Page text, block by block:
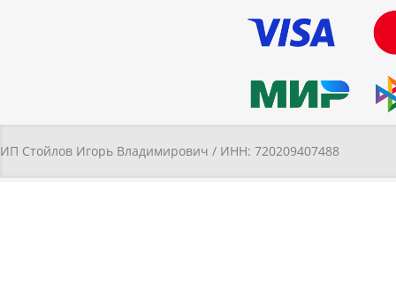
ИП Стойлов Игорь Владимирович / ИНН: 720209407488